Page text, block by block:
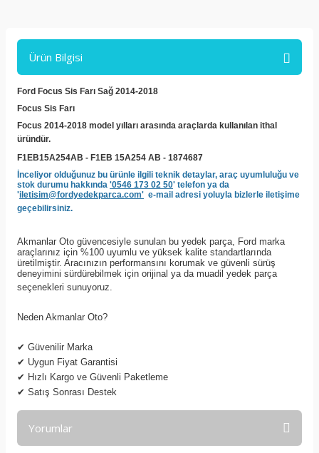
Ürün Bilgisi
Ford Focus Sis Farı Sağ 2014-2018
Focus Sis Farı
Focus 2014-2018 model yılları arasında araçlarda kullanılan ithal
üründür.
F1EB15A254AB - F1EB 15A254 AB - 1874687
İnceliyor olduğunuz bu ürünle ilgili teknik detaylar, araç uyumluluğu ve
stok durumu hakkında '0546 173 02 50' telefon ya da
'iletisim@fordyedekparca.com' e-mail adresi yoluyla bizlerle iletişime
geçebilirsiniz.
Akmanlar Oto güvencesiyle sunulan bu yedek parça, Ford marka
araçlarınız için %100 uyumlu ve yüksek kalite standartlarında
üretilmiştir. Aracınızın performansını korumak ve güvenli sürüş
deneyimini sürdürebilmek için orijinal ya da muadil yedek parça
seçenekleri sunuyoruz.
Neden Akmanlar Oto?
✔ Güvenilir Marka
✔ Uygun Fiyat Garantisi
✔ Hızlı Kargo ve Güvenli Paketleme
✔ Satış Sonrası Destek
Yorumlar